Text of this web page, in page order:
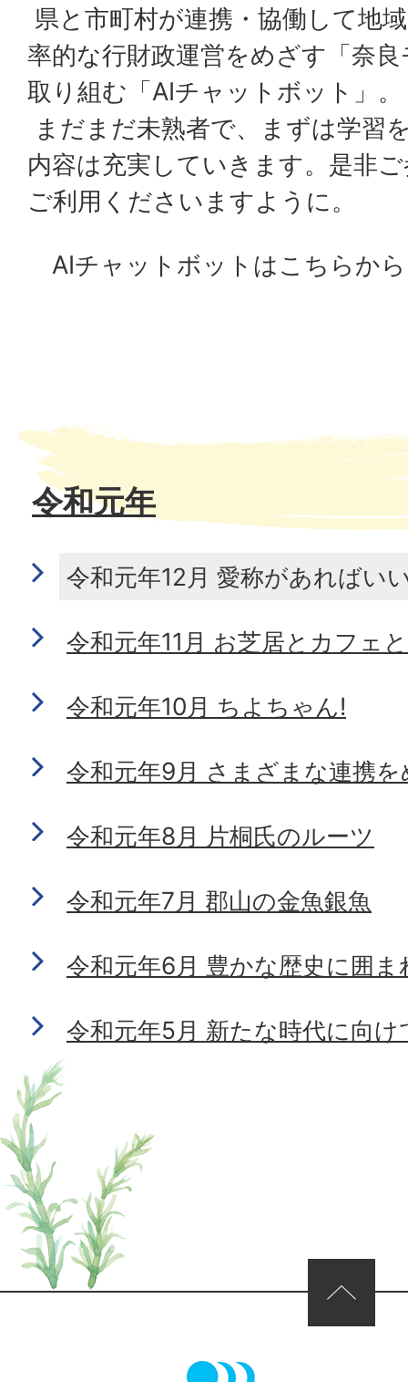
県と市町村が連携・協働して地
率的な行財政運営をめざす「奈
取り組む「AIチャットボット」。
まだまだ未熟者で、まずは学習
内容は充実していきます。是非
ご利用くださいますように。
AIチャットボットはこちらか
令和元年
令和元年12月 愛称があればい
令和元年11月 お芝居とカフェ
令和元年10月 ちよちゃん!
令和元年9月 さまざまな連携
令和元年8月 片桐氏のルーツ
令和元年7月 郡山の金魚銀魚
令和元年6月 豊かな歴史に囲ま
令和元年5月 新たな時代に向け
ページの先頭へ